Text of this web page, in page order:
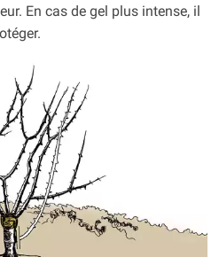
En cas de gel plus intense, il